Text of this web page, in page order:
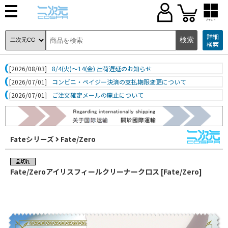
ブランド
詳細
検索
[2026/08/03]
8/4(火)～14(金) 出荷遅延のお知らせ
[2026/07/01]
コンビニ・ペイジー決済の支払期限変更について
[2026/07/01]
ご注文確定メールの廃止について
Fateシリーズ Fate/Zero
Fate/Zeroアイリスフィールクリーナークロス [Fate/Zero]